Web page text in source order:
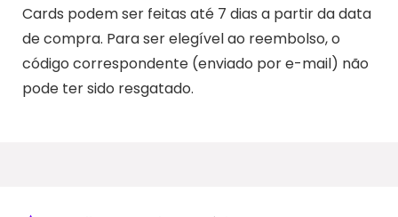
Cards podem ser feitas até 7 dias a partir da data
de compra. Para ser elegível ao reembolso, o
código correspondente (enviado por e-mail) não
pode ter sido resgatado.